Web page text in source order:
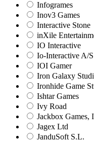
Infogrames
Inov3 Games
Interactive Stone
inXile
IO Interactive
Io-Interactive A/S
IOI Gamer
Iron Galaxy
Ironhide Game
Ishtar Games
Ivy Road
Jackbox Games,
Jagex Ltd
JanduSoft S.L.